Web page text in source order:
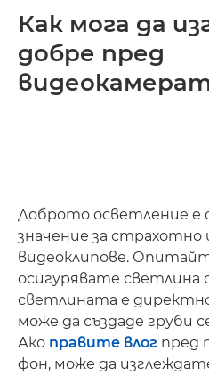
Как мога да
добре пред
Доброто осветление
значение за страхотно
видеоклипове.
осигурявате светлина
светлината е
може да създаде груби
Ако правите влог пред
фон, може да